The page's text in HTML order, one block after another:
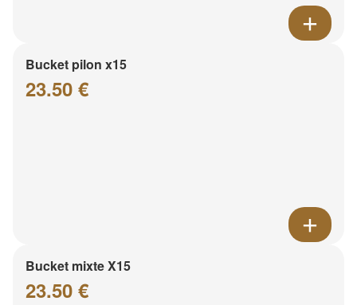
Bucket pilon x15
23.50 €
Bucket mixte X15
23.50 €